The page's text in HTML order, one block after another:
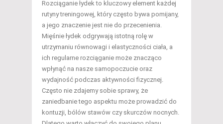
Rozciąganie łydek to kluczowy element każdej
rutyny treningowej, który często bywa pomijany,
a jego znaczenie jest nie do przecenienia.
Mięśnie łydek odgrywają istotną rolę w
utrzymaniu równowagi i elastyczności ciała, a
ich regularne rozciąganie może znacząco
wpłynąć na nasze samopoczucie oraz
wydajność podczas aktywności fizycznej.
Często nie zdajemy sobie sprawy, że
zaniedbanie tego aspektu może prowadzić do
kontuzji, bólów stawów czy skurczów nocnych.